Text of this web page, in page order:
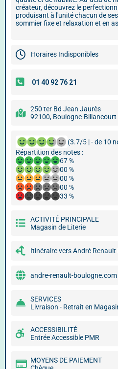
créateur, découvrez le
produisant à l'unité chacun de
sommier fixe et relaxation et en
Horaires Indisponibles
250 ter Bd Jean Jaurès
92100, Boulogne-Billancourt
(3.7/5 | - de 10
Répartition des notes :
67 %
00 %
00 %
00 %
33 %
ACTIVITÉ PRINCIPALE
Magasin de Literie
Itinéraire vers André
andre-renault-boulogne.com
SERVICES
Livraison - Retrait en
ACCESSIBILITÉ
Entrée Accessible PMR
MOYENS DE PAIEMENT